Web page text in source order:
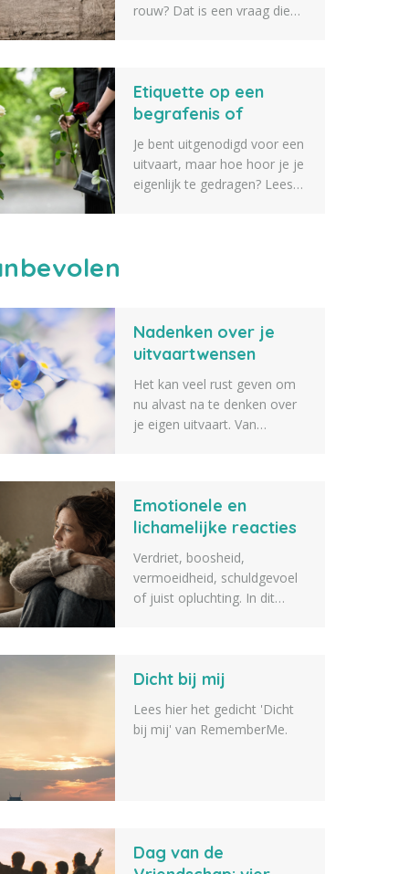
rouw? Dat is een vraag die
geschenken die je kunt
geven aan iemand die een
weten dat er iets tussen zit
wat je geschikt vindt.
Etiquette op een
begrafenis of
crematie
Je bent uitgenodigd voor een
uitvaart, maar hoe hoor je je
eigenlijk te gedragen? Lees
Nadenken over je
uitvaartwensen
Het kan veel rust geven om
nu alvast na te denken over
je eigen uitvaart. Van
bij aan een afscheid dat echt
bij jou past. Lees meer.
Emotionele en
lichamelijke reacties
na het overlijden van
een dierbare
Verdriet, boosheid,
vermoeidheid, schuldgevoel
of juist opluchting. In dit
reacties na het overlijden van
Dicht bij mij
Lees hier het gedicht 'Dicht
bij mij' van RememberMe.
Dag van de